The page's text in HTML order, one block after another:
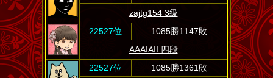
zajtg154 3級
22527位
1085勝1147敗
AAAIAII 四段
22527位
1085勝1361敗